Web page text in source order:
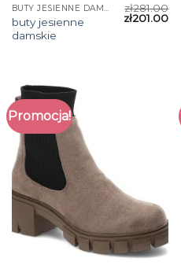
BUTY JESIENNE DAMSKIE
buty jesienne
damskie
zł281.00
zł201.00
Promocja!